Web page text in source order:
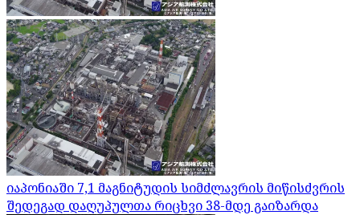
იაპონიაში 7,1 მაგნიტუდის სიმძლავრის მიწისძვრის
შედეგად დაღუპულთა რიცხვი 38-მდე გაიზარდა